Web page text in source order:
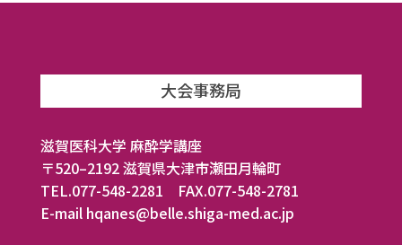
大会事務局
滋賀医科大学 麻酔学講座
〒520–2192 滋賀県大津市瀬田月輪町
TEL.077-548-2281 FAX.077-548-2781
E-mail hqanes@belle.shiga-med.ac.jp